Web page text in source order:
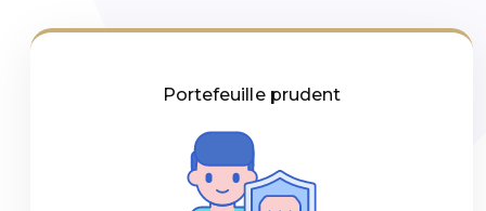
Portefeuille prudent